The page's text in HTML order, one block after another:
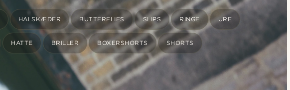
HALSKÆDER BUTTERFLIES SLIPS RINGE URE
HATTE BRILLER BOXERSHORTS SHORTS